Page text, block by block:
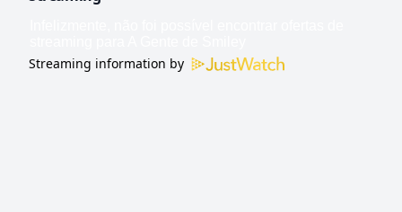
Streaming information by